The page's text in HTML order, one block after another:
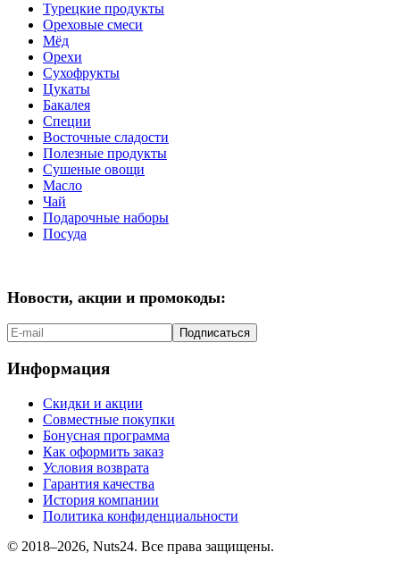
Турецкие продукты
Ореховые смеси
Мёд
Орехи
Сухофрукты
Цукаты
Бакалея
Специи
Восточные сладости
Полезные продукты
Сушеные овощи
Масло
Чай
Подарочные наборы
Посуда
Новости, акции и промокоды:
Подписаться
Информация
Скидки и акции
Совместные покупки
Бонусная программа
Как оформить заказ
Условия возврата
Гарантия качества
История компании
Политика конфиденциальности
© 2018–2026, Nuts24. Все права защищены.